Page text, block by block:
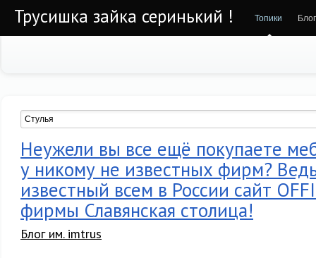
Трусишка зайка серинький ! Топики
Неужели вы все ещё покупаете
у никому не известных фирм?
известный всем в России сайт
фирмы Славянская столица!
Блог им. imtrus